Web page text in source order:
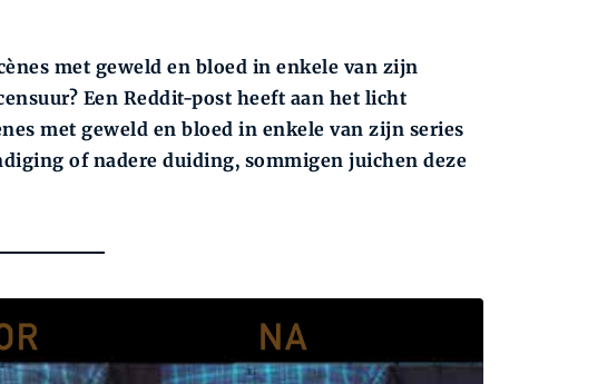
met geweld en bloed in enkele van zijn
Een Reddit-post heeft aan het licht
met geweld en bloed in enkele van zijn series
of nadere duiding, sommigen juichen deze